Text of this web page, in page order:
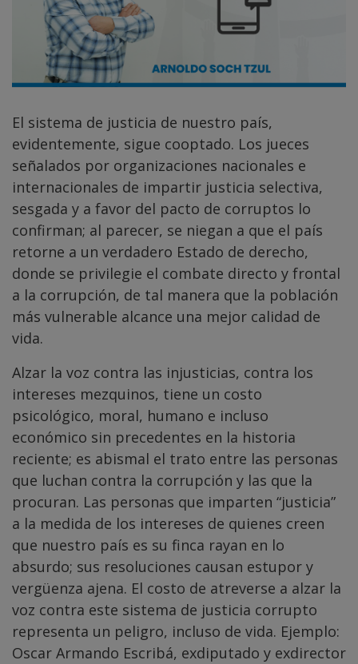
El sistema de justicia de nuestro país,
evidentemente, sigue cooptado. Los jueces
señalados por organizaciones nacionales e
internacionales de impartir justicia selectiva,
sesgada y a favor del pacto de corruptos lo
confirman; al parecer, se niegan a que el país
retorne a un verdadero Estado de derecho,
donde se privilegie el combate directo y frontal
a la corrupción, de tal manera que la población
más vulnerable alcance una mejor calidad de
vida.
Alzar la voz contra las injusticias, contra los
intereses mezquinos, tiene un costo
psicológico, moral, humano e incluso
económico sin precedentes en la historia
reciente; es abismal el trato entre las personas
que luchan contra la corrupción y las que la
procuran. Las personas que imparten “justicia”
a la medida de los intereses de quienes creen
que nuestro país es su finca rayan en lo
absurdo; sus resoluciones causan estupor y
vergüenza ajena. El costo de atreverse a alzar la
voz contra este sistema de justicia corrupto
representa un peligro, incluso de vida. Ejemplo:
Oscar Armando Escribá, exdiputado y exdirector